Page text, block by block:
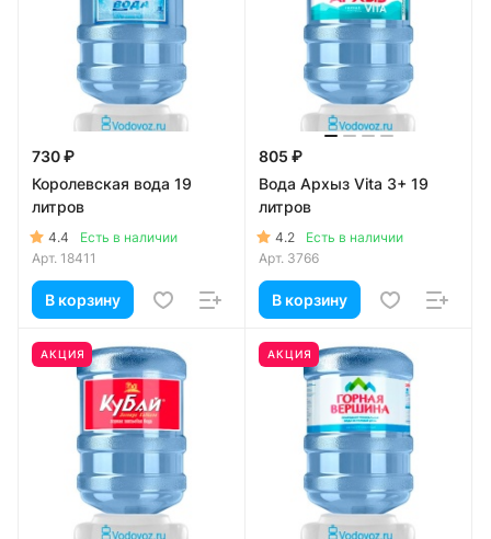
730 ₽
Королевская вода 19
литров
4.4
Есть в наличии
Арт. 18411
В корзину
805 ₽
Вода Архыз Vita 3+ 19
литров
4.2
Есть в наличии
Арт. 3766
В корзину
АКЦИЯ АКЦИЯ